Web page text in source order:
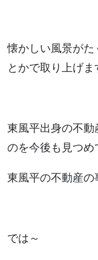
懐かしい風景が
とかで取り上げま
東風平出身の不動
のを今後も見つめ
東風平の不動産の
では～